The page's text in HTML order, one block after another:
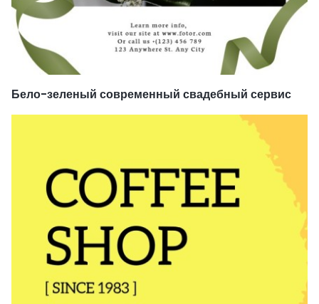
Бело-зеленый современный свадебный сервис